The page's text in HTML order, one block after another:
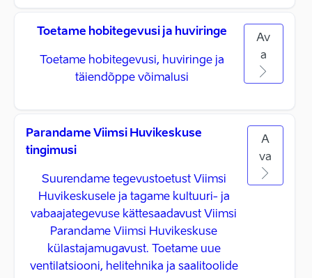
Toetame hobitegevusi ja huviringe
Toetame hobitegevusi, huviringe ja
täiendõppe võimalusi
Av
a
Parandame Viimsi Huvikeskuse
tingimusi
Suurendame tegevustoetust Viimsi
Huvikeskusele ja tagame kultuuri- ja
vabaajategevuse kättesaadavust Viimsi
Parandame Viimsi Huvikeskuse
külastajamugavust. Toetame uue
ventilatsiooni, helitehnika ja saalitoolide
A
va